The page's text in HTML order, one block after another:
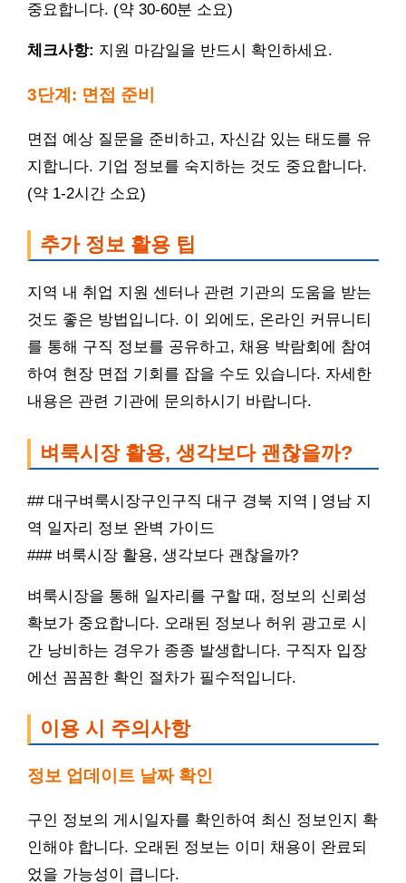
중요합니다. (약 30-60분 소요)
체크사항: 지원 마감일을 반드시 확인하세요.
3단계: 면접 준비
면접 예상 질문을 준비하고, 자신감 있는 태도를 유
지합니다. 기업 정보를 숙지하는 것도 중요합니다.
(약 1-2시간 소요)
추가 정보 활용 팁
지역 내 취업 지원 센터나 관련 기관의 도움을 받는
것도 좋은 방법입니다. 이 외에도, 온라인 커뮤니티
를 통해 구직 정보를 공유하고, 채용 박람회에 참여
하여 현장 면접 기회를 잡을 수도 있습니다. 자세한
내용은 관련 기관에 문의하시기 바랍니다.
벼룩시장 활용, 생각보다 괜찮을까?
## 대구벼룩시장구인구직 대구 경북 지역 | 영남 지
역 일자리 정보 완벽 가이드
### 벼룩시장 활용, 생각보다 괜찮을까?
벼룩시장을 통해 일자리를 구할 때, 정보의 신뢰성
확보가 중요합니다. 오래된 정보나 허위 광고로 시
간 낭비하는 경우가 종종 발생합니다. 구직자 입장
에선 꼼꼼한 확인 절차가 필수적입니다.
이용 시 주의사항
정보 업데이트 날짜 확인
구인 정보의 게시일자를 확인하여 최신 정보인지 확
인해야 합니다. 오래된 정보는 이미 채용이 완료되
었을 가능성이 큽니다.